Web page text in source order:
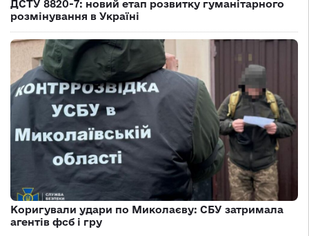
ДСТУ 8820-7: новий етап розвитку гуманітарного
розмінування в Україні
Коригували удари по Миколаєву: СБУ затримала
агентів фсб і гру